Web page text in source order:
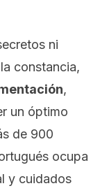
ni
constancia,
,
un óptimo
de 900
ocupa
y cuidados